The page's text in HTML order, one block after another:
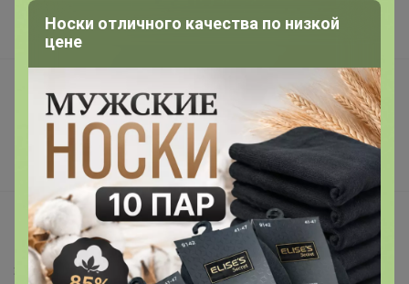
Наша команда
В наличии
Реклама на сайте
Поставщикам
support@24-ok.ru
Написать в поддержку
Защита покупателя
Носки отличного качества по низкой
цене